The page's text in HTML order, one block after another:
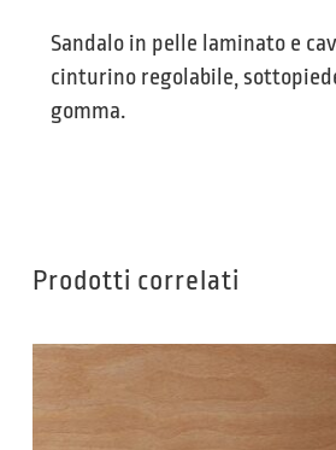
Sandalo in pelle laminato e
cinturino regolabile,
gomma.
Prodotti correlati